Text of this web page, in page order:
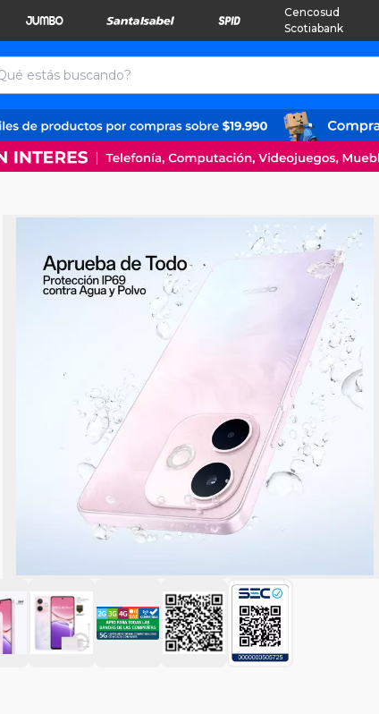
Cencosud
Scotiabank